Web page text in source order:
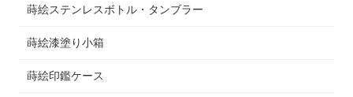
蒔絵ステンレスボトル・タンブラー
蒔絵漆塗り小箱
蒔絵印鑑ケース